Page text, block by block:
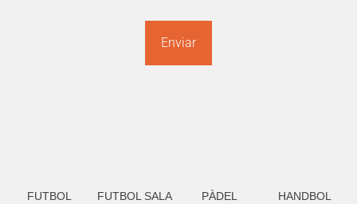
FUTBOL FUTBOL SALA PÀDEL HANDBOL